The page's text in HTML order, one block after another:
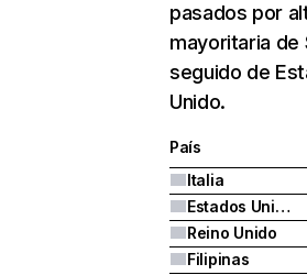
pasados por
mayoritaria de
seguido de
Unido.
País
Italia
Estados Unidos
Reino Unido
Filipinas